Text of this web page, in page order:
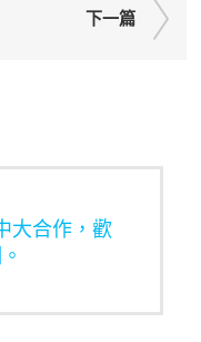
下一篇
大合作，歡